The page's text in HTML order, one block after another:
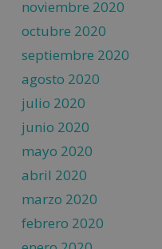
noviembre 2020
octubre 2020
septiembre 2020
agosto 2020
julio 2020
junio 2020
mayo 2020
abril 2020
marzo 2020
febrero 2020